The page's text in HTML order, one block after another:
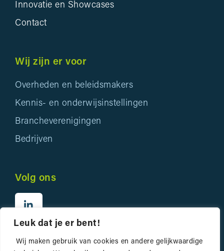
Leuk dat je er bent!
Wij maken gebruik van cookies en andere gelijkwaardige
Innovatie en Showcases
Contact
Wij zijn er voor
Overheden en beleidsmakers
Kennis- en onderwijsinstellingen
Brancheverenigingen
Bedrijven
Volg ons